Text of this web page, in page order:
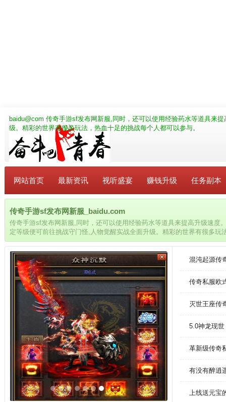
baidu@com 传奇手游sf发布网新服,同时，还可以使用经验药水等道具来
级。精彩的世界有很多玩法，热血十足的挑战每个人都可以参与。
网站首页 最新资讯 视听盛宴 赚钱升级 任务副本
传奇手游sf发布网新服_baidu.com
传奇手游sf发布网新服,同时，还可以使用经验药水等道具来提高升级速度
定等级便可前往挑战守门怪,人物觉醒实战全面升级。精彩的世界有很多玩
与。
混沌起源传
传奇私服欧
灭世王座传
5.0神龙现
革新级传奇
有没有醉逍
上线送元宝